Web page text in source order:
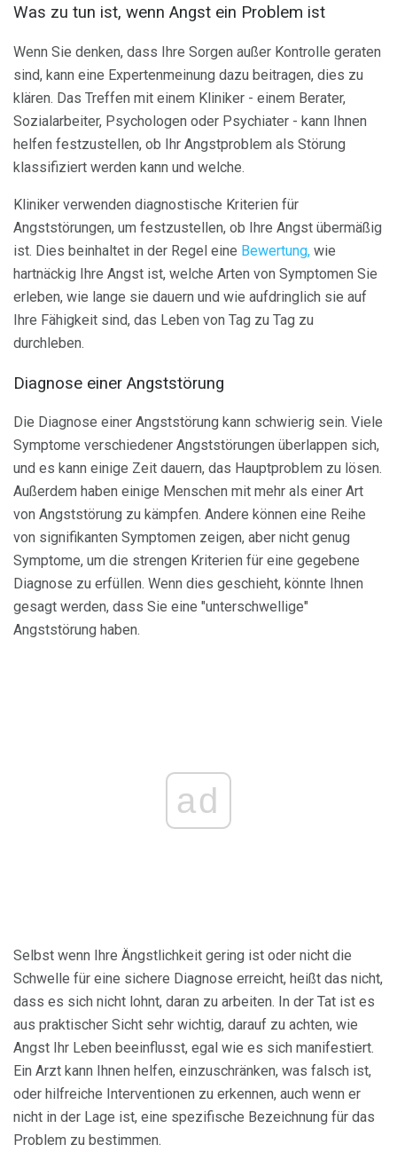
Was zu tun ist, wenn Angst ein Problem ist
Wenn Sie denken, dass Ihre Sorgen außer Kontrolle geraten
sind, kann eine Expertenmeinung dazu beitragen, dies zu
klären. Das Treffen mit einem Kliniker - einem Berater,
Sozialarbeiter, Psychologen oder Psychiater - kann Ihnen
helfen festzustellen, ob Ihr Angstproblem als Störung
klassifiziert werden kann und welche.
Kliniker verwenden diagnostische Kriterien für
Angststörungen, um festzustellen, ob Ihre Angst übermäßig
ist. Dies beinhaltet in der Regel eine Bewertung, wie
hartnäckig Ihre Angst ist, welche Arten von Symptomen Sie
erleben, wie lange sie dauern und wie aufdringlich sie auf
Ihre Fähigkeit sind, das Leben von Tag zu Tag zu
durchleben.
Diagnose einer Angststörung
Die Diagnose einer Angststörung kann schwierig sein. Viele
Symptome verschiedener Angststörungen überlappen sich,
und es kann einige Zeit dauern, das Hauptproblem zu lösen.
Außerdem haben einige Menschen mit mehr als einer Art
von Angststörung zu kämpfen. Andere können eine Reihe
von signifikanten Symptomen zeigen, aber nicht genug
Symptome, um die strengen Kriterien für eine gegebene
Diagnose zu erfüllen. Wenn dies geschieht, könnte Ihnen
gesagt werden, dass Sie eine "unterschwellige"
Angststörung haben.
ad
Selbst wenn Ihre Ängstlichkeit gering ist oder nicht die
Schwelle für eine sichere Diagnose erreicht, heißt das nicht,
dass es sich nicht lohnt, daran zu arbeiten. In der Tat ist es
aus praktischer Sicht sehr wichtig, darauf zu achten, wie
Angst Ihr Leben beeinflusst, egal wie es sich manifestiert.
Ein Arzt kann Ihnen helfen, einzuschränken, was falsch ist,
oder hilfreiche Interventionen zu erkennen, auch wenn er
nicht in der Lage ist, eine spezifische Bezeichnung für das
Problem zu bestimmen.